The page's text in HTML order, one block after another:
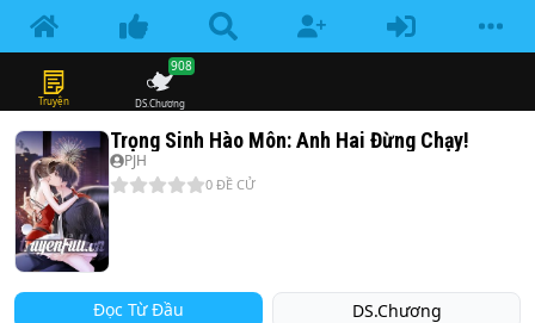
Truyện DS.Chương
908
Trọng Sinh Hào Môn: Anh Hai Đừng Chạy!
PJH
0 ĐỀ CỬ
Đọc Từ Đầu DS.Chương